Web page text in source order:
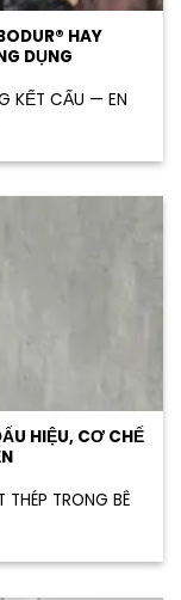
HAY
DỤNG
KẾT CẤU — EN
HIỆU, CƠ CHẾ
TRONG BÊ